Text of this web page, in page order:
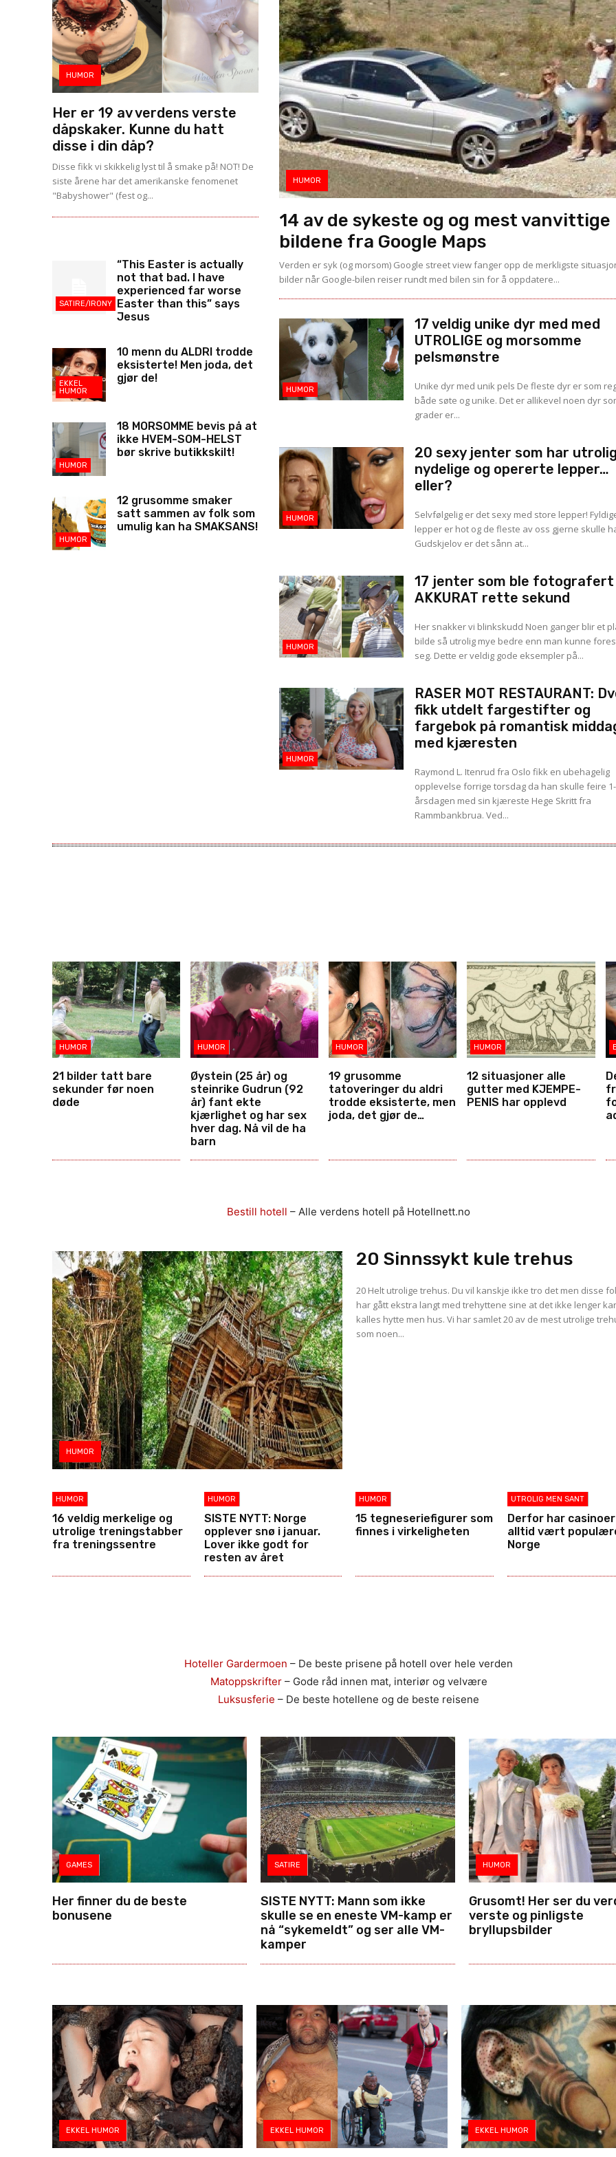
HUMOR
Her er 19 av verdens verste
dåpskaker. Kunne du hatt
disse i din dåp?
Disse fikk vi skikkelig lyst til å smake på! NOT! De
siste årene har det amerikanske fenomenet
"Babyshower" (fest og...
SATIRE/IRONY
“This Easter is actually
not that bad. I have
experienced far worse
Easter than this” says
Jesus
EKKEL
HUMOR
10 menn du ALDRI trodde
eksisterte! Men joda, det
gjør de!
HUMOR
18 MORSOMME bevis på at
ikke HVEM-SOM-HELST
bør skrive butikkskilt!
HUMOR
12 grusomme smaker
satt sammen av folk som
umulig kan ha SMAKSANS!
HUMOR
14 av de sykeste og og mest vanvittige
bildene fra Google Maps
Verden er syk (og morsom) Google street view fanger opp de merkligste
bilder når Google-bilen reiser rundt med bilen sin for å oppdatere...
HUMOR
17 veldig unike dyr med med
UTROLIGE og morsomme
pelsmønstre
Unike dyr med unik pels De fleste dyr er som
både søte og unike. Det er allikevel noen dyr
grader er...
HUMOR
20 sexy jenter som har utrolig
nydelige og opererte lepper…
eller?
Selvfølgelig er det sexy med store lepper!
lepper er hot og de fleste av oss gjerne skulle
Gudskjelov er det sånn at...
HUMOR
17 jenter som ble fotografert
AKKURAT rette sekund
Her snakker vi blinkskudd Noen ganger blir et planlagt
bilde så utrolig mye bedre enn man kunne
seg. Dette er veldig gode eksempler på...
HUMOR
RASER MOT RESTAURANT:
fikk utdelt fargestifter og
fargebok på romantisk
med kjæresten
Raymond L. Itenrud fra Oslo fikk en ubehagelig
opplevelse forrige torsdag da han skulle feire 1-
årsdagen med sin kjæreste Hege Skritt fra
Rammbankbrua. Ved...
HUMOR
21 bilder tatt bare
sekunder før noen
døde
HUMOR
Øystein (25 år) og
steinrike Gudrun (92
år) fant ekte
kjærlighet og har sex
hver dag. Nå vil de ha
barn
HUMOR
19 grusomme
tatoveringer du aldri
trodde eksisterte, men
joda, det gjør de…
HUMOR
12 situasjoner alle
gutter med KJEMPE-
PENIS har opplevd
Bestill hotell – Alle verdens hotell på Hotellnett.no
HUMOR
20 Sinnssykt kule trehus
20 Helt utrolige trehus. Du vil kanskje ikke tro det men disse
har gått ekstra langt med trehyttene sine at det ikke lenger
kalles hytte men hus. Vi har samlet 20 av de mest utrolige
som noen...
HUMOR
16 veldig merkelige og
utrolige treningstabber
fra treningssentre
HUMOR
SISTE NYTT: Norge
opplever snø i januar.
Lover ikke godt for
resten av året
HUMOR
15 tegneseriefigurer som
finnes i virkeligheten
UTROLIG MEN SANT
Derfor har casinoer
alltid vært
Norge
Hoteller Gardermoen – De beste prisene på hotell over hele verden
Matoppskrifter– Gode råd innen mat, interiør og velvære
Luksusferie – De beste hotellene og de beste reisene
GAMES
Her finner du de beste
bonusene
SATIRE
SISTE NYTT: Mann som ikke
skulle se en eneste VM-kamp er
nå “sykemeldt” og ser alle VM-
kamper
HUMOR
Grusomt! Her ser du
verste og pinligste
bryllupsbilder
EKKEL HUMOR EKKEL HUMOR EKKEL HUMOR